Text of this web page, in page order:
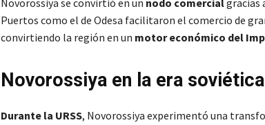
Novorossiya se convirtió en un nodo comercialgracias
Puertos como el de Odesa facilitaron el comercio de
convirtiendo la región en un motor económico del
Novorossiya en la era
Durante la URSS, Novorossiya experimentó una